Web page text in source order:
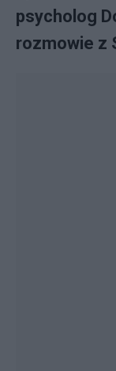
psycholog
rozmowie z